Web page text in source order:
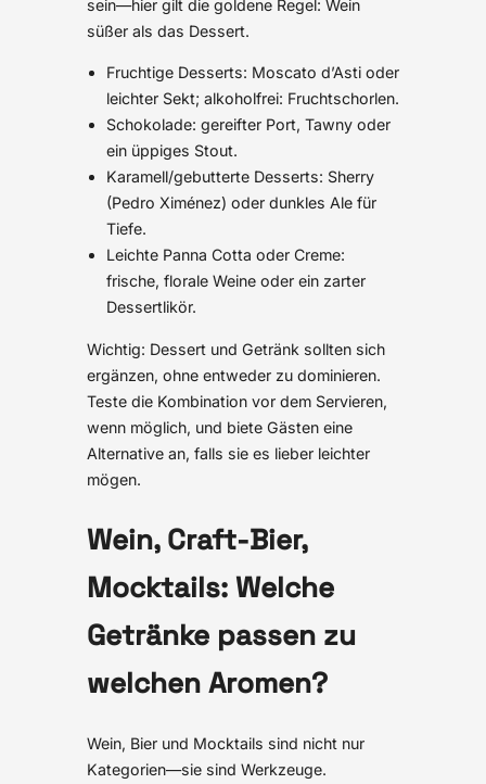
sein—hier gilt die goldene Regel: Wein
süßer als das Dessert.
Fruchtige Desserts: Moscato d’Asti oder
leichter Sekt; alkoholfrei: Fruchtschorlen.
Schokolade: gereifter Port, Tawny oder
ein üppiges Stout.
Karamell/gebutterte Desserts: Sherry
(Pedro Ximénez) oder dunkles Ale für
Tiefe.
Leichte Panna Cotta oder Creme:
frische, florale Weine oder ein zarter
Dessertlikör.
Wichtig: Dessert und Getränk sollten sich
ergänzen, ohne entweder zu dominieren.
Teste die Kombination vor dem Servieren,
wenn möglich, und biete Gästen eine
Alternative an, falls sie es lieber leichter
mögen.
Wein, Craft-Bier,
Mocktails: Welche
Getränke passen zu
welchen Aromen?
Wein, Bier und Mocktails sind nicht nur
Kategorien—sie sind Werkzeuge.